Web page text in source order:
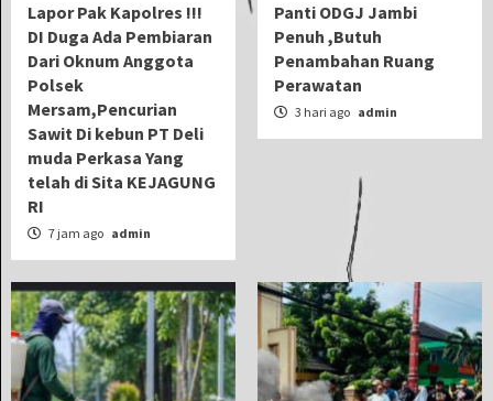
Lapor Pak Kapolres !!!
DI Duga Ada Pembiaran
Dari Oknum Anggota
Polsek
Mersam,Pencurian
Sawit Di kebun PT Deli
muda Perkasa Yang
telah di Sita KEJAGUNG
RI
7 jam ago admin
Panti ODGJ Jambi
Penuh ,Butuh
Penambahan Ruang
Perawatan
3 hari ago admin